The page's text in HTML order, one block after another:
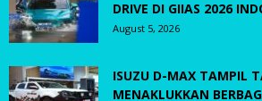
DRIVE DI GIIAS 2026
August 5, 2026
ISUZU D-MAX TAMPIL
MENAKLUKKAN